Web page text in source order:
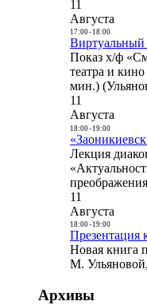
11
Августа
17:00- 18:00
Виртуальный
Показ х/ф
театра и
мин.)
11
Августа
18:00- 19:00
Лекция
11
Августа
18:00- 19:00
Презентация
Новая книга
М.
Архивы